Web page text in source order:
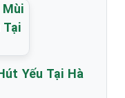
Yếu Tại Hà